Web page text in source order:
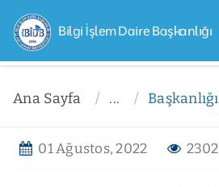
Bilgi İşlem Daire Başkanlığı
Ana Sayfa ...
01 Ağustos, 2022 2302